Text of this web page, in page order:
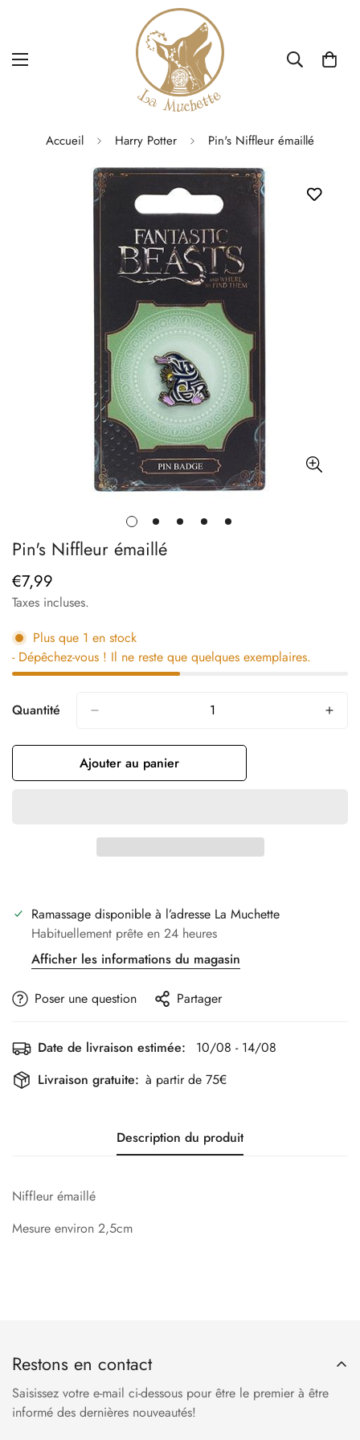
Accueil Harry Potter Pin's Niffleur émaillé
Pin's Niffleur émaillé
Prix
régulier
€7,99
Taxes incluses.
Plus que 1 en stock
- Dépêchez-vous ! Il ne reste que quelques exemplaires.
Quantité
Ajouter au panier
Ramassage disponible à l’adresse La Muchette
Habituellement prête en 24 heures
Afficher les informations du magasin
Poser une question Partager
Date de livraison estimée:
10/08 - 14/08
Livraison gratuite: à partir de 75€
Description du produit
Niffleur émaillé
Mesure environ 2,5cm
Restons en contact
Saisissez votre e-mail ci-dessous pour être le premier à être
informé des dernières nouveautés!